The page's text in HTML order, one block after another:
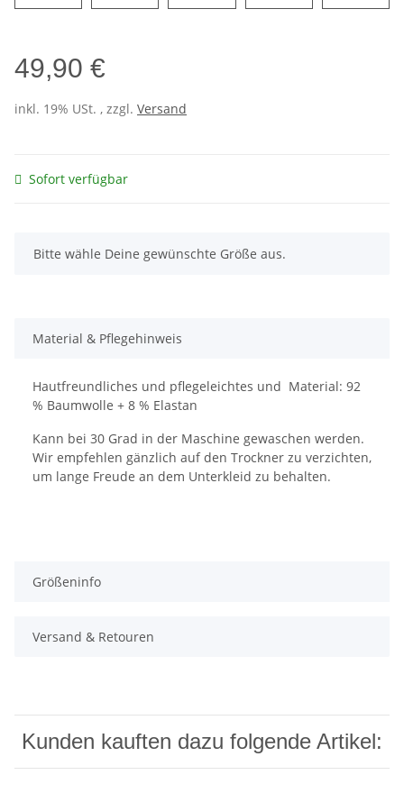
49,90 €
inkl. 19% USt. , zzgl. Versand
Sofort verfügbar
x
Bitte wähle Deine gewünschte Größe aus.
Material & Pflegehinweis
Hautfreundliches und pflegeleichtes und Material: 92
% Baumwolle + 8 % Elastan
Kann bei 30 Grad in der Maschine gewaschen werden.
Wir empfehlen gänzlich auf den Trockner zu verzichten,
um lange Freude an dem Unterkleid zu behalten.
Größeninfo
Versand & Retouren
Kunden kauften dazu folgende Artikel: